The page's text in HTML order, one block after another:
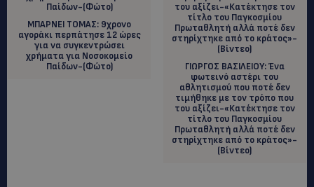
ΜΠΑΡΝΕΙ ΤΟΜΑΣ: 9χρονο
αγοράκι περπάτησε 12 ώρες
για να συγκεντρώσει
χρήματα για Νοσοκομείο
Παίδων-(Φώτο)
ΓΙΩΡΓΟΣ ΒΑΣΙΛΕΙΟΥ: Ένα
φωτεινό αστέρι του
αθλητισμού που ποτέ δεν
τιμήθηκε με τον τρόπο που
του αξίζει-«Κατέκτησε τον
τίτλο του Παγκοσμίου
Πρωταθλητή αλλά ποτέ δεν
στηρίχτηκε από το κράτος»-
(Βίντεο)